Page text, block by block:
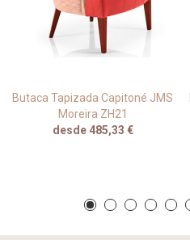
Butaca Tapizada Capitoné JMS
Moreira ZH21
desde 485,33 €